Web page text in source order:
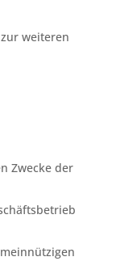
weiteren
Zwecke der